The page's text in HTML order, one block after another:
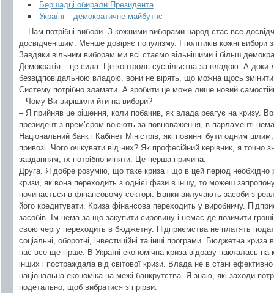
Бершадці обирали Президента
Україні – демократичне майбутнє
Нам потрібні вибори. З кожними виборами народ стає все
досвідченішим. Менше довіряє популізму. І політиків кожні
Завдяки вільним виборам ми всі стаємо вільнішими і більш
Демократія – це сила. Це контроль суспільства за владою. А доки
безвідповідальною владою, вони не вірять, що можна щось
Систему потрібно зламати. А зробити це може лише новий
– Чому Ви вирішили йти на вибори?
– Я прийняв це рішення, коли побачив, як влада реагує на кризу.
президент з прем’єром воюють за повноваження, в парламенті нема
Національний банк і Кабінет Міністрів, які повинні бути одним
привозі. Чого очікувати від них? Як професійний керівник, я
завданням, їх потрібно міняти. Це перша причина.
Друга. Я добре розумію, що таке криза і що в цей період необхідно
кризи, як вона переходить з однієї фази в іншу, то можеш
починається в фінансовому секторі. Банки вилучають засоби з
його кредитувати. Криза фінансова переходить у виробничу.
засобів. Їм нема за що закупити сировину і немає де позичити
свою чергу переходить в бюджетну. Підприємства не платять
соціальні, оборотні, інвестиційні та інші програми. Бюджетна
нас все ще гірше. В Україні економічна криза відразу наклалась на
інших і постраждала від світової кризи. Влада не в стані
національна економіка на межі банкрутства. Я знаю, які заходи
подетально, щоб вибратися з прірви.